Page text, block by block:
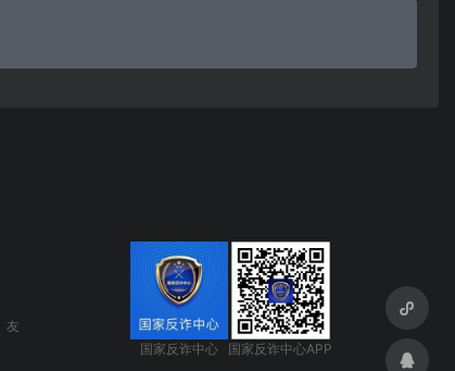
友
国家反诈中心 国家反诈中心APP